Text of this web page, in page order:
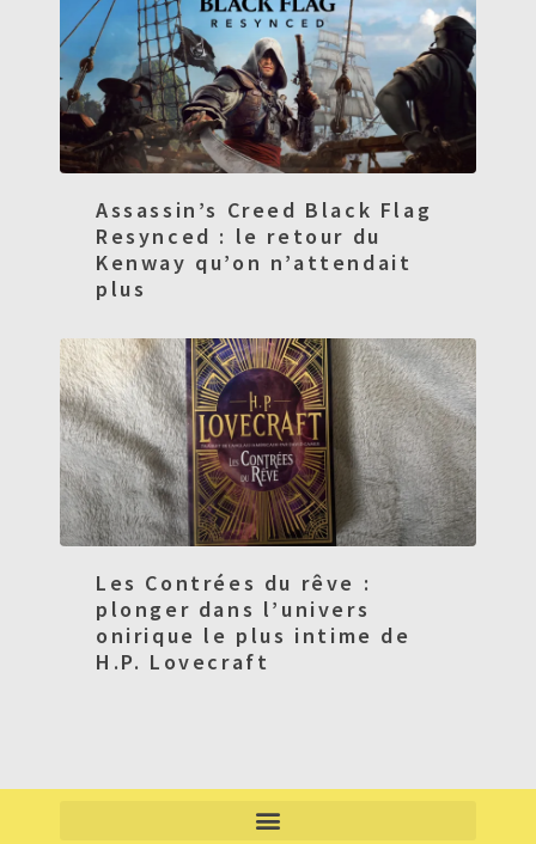
Assassin’s Creed Black Flag
Resynced : le retour du
Kenway qu’on n’attendait
plus
Les Contrées du rêve :
plonger dans l’univers
onirique le plus intime de
H.P. Lovecraft